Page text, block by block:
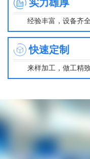
实力雄厚
经验丰富，设备齐
快速定制
来样加工，做工精